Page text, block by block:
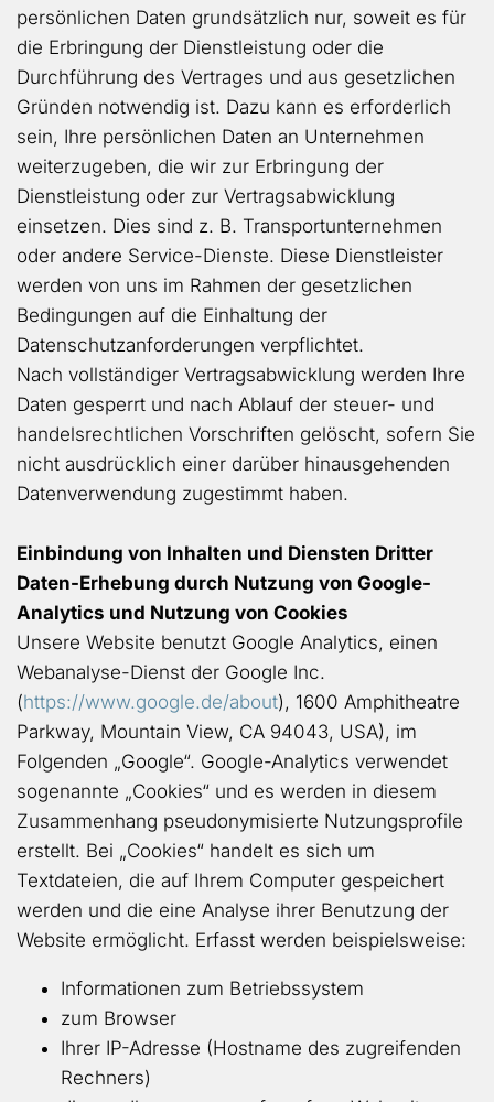
persönlichen Daten grundsätzlich nur, soweit es für
die Erbringung der Dienstleistung oder die
Durchführung des Vertrages und aus gesetzlichen
Gründen notwendig ist. Dazu kann es erforderlich
sein, Ihre persönlichen Daten an Unternehmen
weiterzugeben, die wir zur Erbringung der
Dienstleistung oder zur Vertragsabwicklung
einsetzen. Dies sind z. B. Transportunternehmen
oder andere Service-Dienste. Diese Dienstleister
werden von uns im Rahmen der gesetzlichen
Bedingungen auf die Einhaltung der
Datenschutzanforderungen verpflichtet.
Nach vollständiger Vertragsabwicklung werden Ihre
Daten gesperrt und nach Ablauf der steuer- und
handelsrechtlichen Vorschriften gelöscht, sofern Sie
nicht ausdrücklich einer darüber hinausgehenden
Datenverwendung zugestimmt haben.
Einbindung von Inhalten und Diensten Dritter
Daten-Erhebung durch Nutzung von Google-
Analytics und Nutzung von Cookies
Unsere Website benutzt Google Analytics, einen
Webanalyse-Dienst der Google Inc.
(https://www.google.de/about), 1600 Amphitheatre
Parkway, Mountain View, CA 94043, USA), im
Folgenden „Google“. Google-Analytics verwendet
sogenannte „Cookies“ und es werden in diesem
Zusammenhang pseudonymisierte Nutzungsprofile
erstellt. Bei „Cookies“ handelt es sich um
Textdateien, die auf Ihrem Computer gespeichert
werden und die eine Analyse ihrer Benutzung der
Website ermöglicht. Erfasst werden beispielsweise:
Informationen zum Betriebssystem
zum Browser
Ihrer IP-Adresse (Hostname des zugreifenden
Rechners)